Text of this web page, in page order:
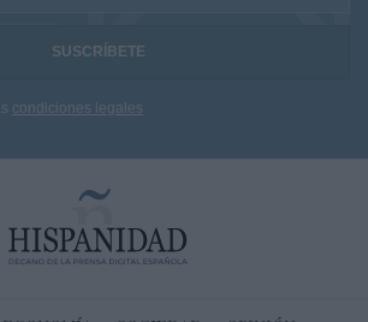
condiciones legales